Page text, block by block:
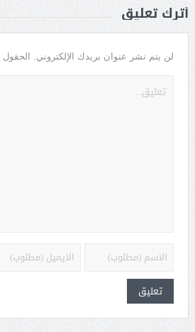
أترك تعليق
لن يتم نشر عنوان بريدك الإلكتروني. الحقول